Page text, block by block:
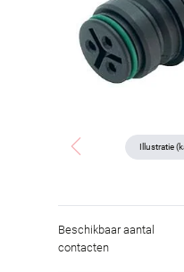
Beschikbaar aantal
contacten